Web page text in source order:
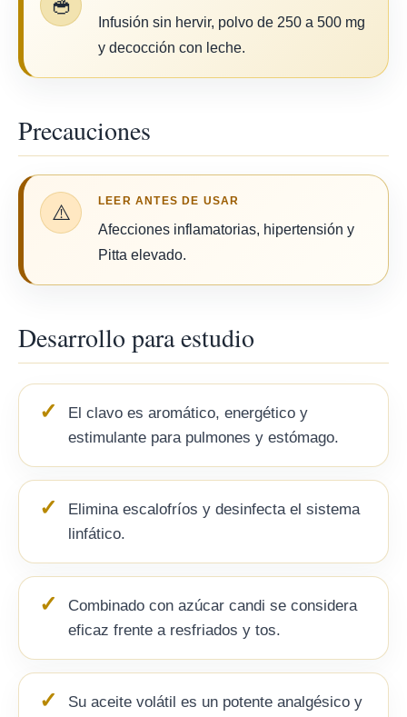
🥣
Infusión sin hervir, polvo de 250 a 500 mg
y decocción con leche.
Precauciones
⚠️ LEER ANTES DE USAR
Afecciones inflamatorias, hipertensión y
Pitta elevado.
Desarrollo para estudio
El clavo es aromático, energético y
estimulante para pulmones y estómago.
Elimina escalofríos y desinfecta el sistema
linfático.
Combinado con azúcar candi se considera
eficaz frente a resfriados y tos.
Su aceite volátil es un potente analgésico y